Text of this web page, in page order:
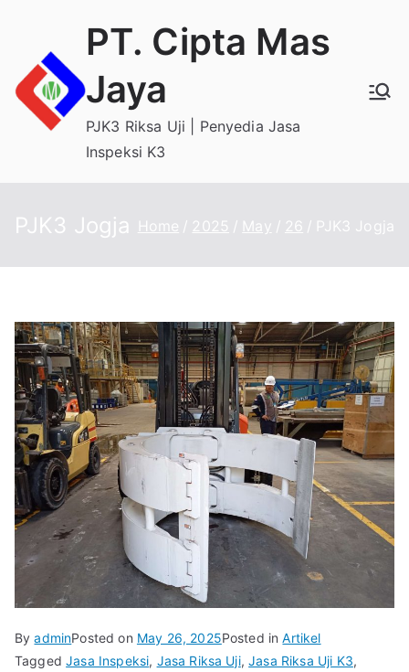
content
PT. Cipta Mas
Jaya
PJK3 Riksa Uji | Penyedia Jasa
Inspeksi K3
PJK3 Jogja Home 2025 May 26 PJK3 Jogja
ByadminPosted on May 26, 2025Posted inArtikel
TaggedJasa Inspeksi, Jasa Riksa Uji,Jasa Riksa Uji K3,